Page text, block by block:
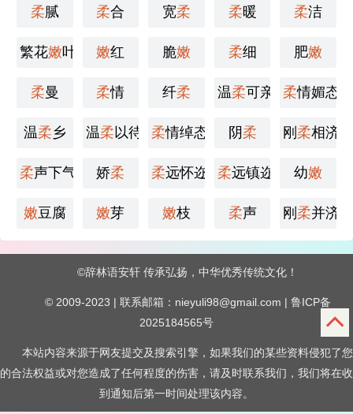
柔腻 柔合 宽柔 柔暖 柔洁
繁花嫩叶 嫩红 脆嫩 柔细 肥嫩
柔曼 柔情 纤柔 温柔可亲 柔情媚态
温柔乡 温柔以待 柔情绰态 阴柔 刚柔相济
柔声下气 娇柔 柔远怀迩 柔远镇迩 幼嫩
嫩豆腐 嫩芽 嫩枝 柔声 刚柔并济
©辞林语安轩 传承弘扬，中华优秀传统文化！
© 2009-2023 | 联系邮箱：nieyuli98@gmail.com | 鲁ICP备
2025184565号
本站内容来源于网友提交及搜索引擎，如果我们的某些资料侵犯了您
的合法权益或对您造成了任何程度的伤害，请及时联系我们，我们将在收
到通知后第一时间处理该内容。